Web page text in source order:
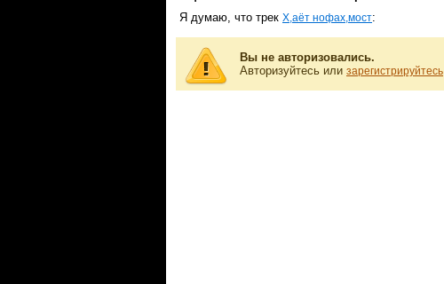
Я думаю, что трек Х,аёт нофах,мост:
Вы не авторизовались.
Авторизуйтесь или зарегистрируйтесь